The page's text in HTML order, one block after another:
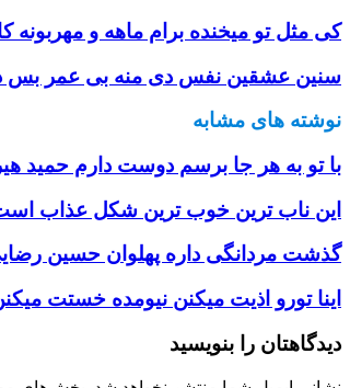
کی مثل تو میخنده برام ماهه و مهربونه
سنین عشقین نفس دی منه بی عمر بس
نوشته های مشابه
با تو به هر جا برسم دوست دارم حمید
این ناب ترین خوب ترین شکل عذاب
گذشت مردانگی داره پهلوان حسین
اینا تورو اذیت میکنن نیومده خستت
دیدگاهتان را بنویسید